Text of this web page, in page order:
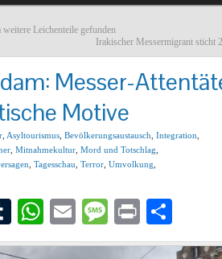
Leichenteile gefunden
Irakischer Messermigrant sticht
Messer-
Motive
Asyltourismus Bevölkerungsaustausch Integration
Mitnahmekultur Mord und Totschlag
Tagesschau Terror Umvolkung
Tumblr
WhatsApp
EmailMessage
Print